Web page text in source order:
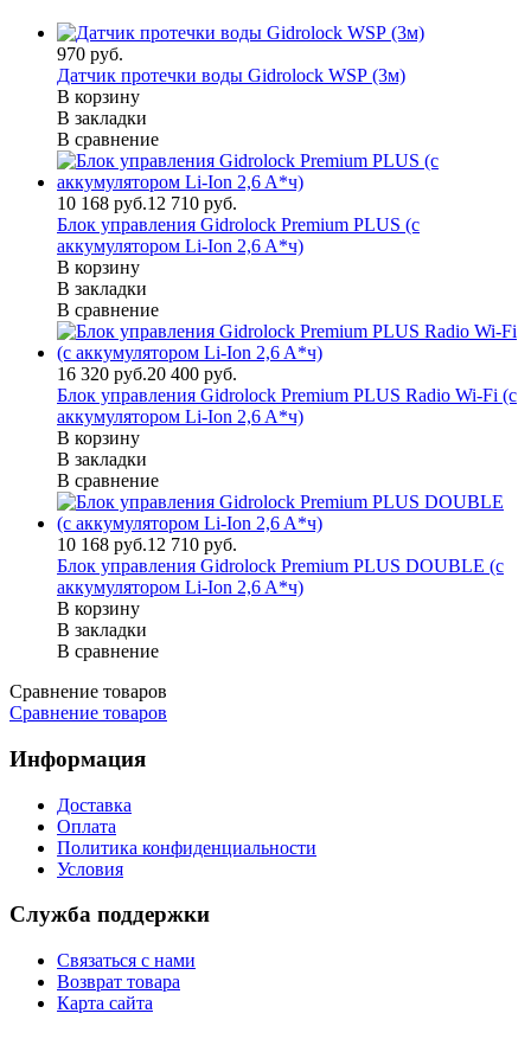
970 руб.
Датчик протечки воды Gidrolock WSР (3м)
В корзину
В закладки
В сравнение
10 168 руб.12 710 руб.
Блок управления Gidrolock Premium PLUS (с
аккумулятором Li-Ion 2,6 A*ч)
В корзину
В закладки
В сравнение
16 320 руб.20 400 руб.
Блок управления Gidrolock Premium PLUS Radio Wi-Fi (с
аккумулятором Li-Ion 2,6 A*ч)
В корзину
В закладки
В сравнение
10 168 руб.12 710 руб.
Блок управления Gidrolock Premium PLUS DOUBLE (с
аккумулятором Li-Ion 2,6 A*ч)
В корзину
В закладки
В сравнение
Сравнение товаров
Сравнение товаров
Информация
Доставка
Оплата
Политика конфиденциальности
Условия
Служба поддержки
Связаться с нами
Возврат товара
Карта сайта